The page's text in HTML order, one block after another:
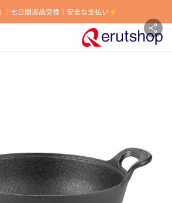
｜七日間返品交換｜安全な支払い⚡️